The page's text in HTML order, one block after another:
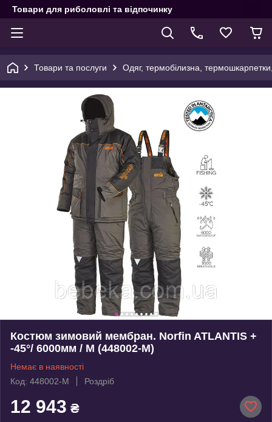
Товари для риболовлі та відпочинку
Товари та послуги Одяг, термобілизна,
Костюм зимовий мембран. Norfin ATLANTIS +
-45°/ 6000мм / M (448002-M)
Немає в наявності
Код: 448002-M
Роздріб
12 943 ₴